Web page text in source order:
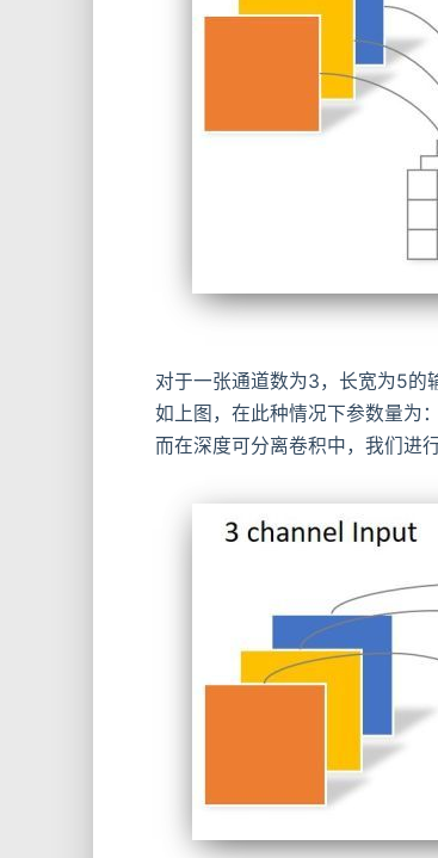
对于一张通道数为3，长宽为5
如上图，在此种情况下参数量为
而在深度可分离卷积中，我们进